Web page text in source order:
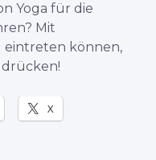
Yoga für die
Mit
eintreten können,
drücken!
X